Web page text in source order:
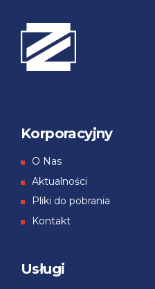
Korporacyjny
О Nas
Aktualności
Pliki do pobrania
Kontakt
Usługi